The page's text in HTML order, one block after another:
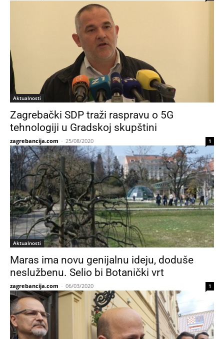
Aktualnosti
Zagrebački SDP traži raspravu o 5G
tehnologiji u Gradskoj skupštini
zagrebancija.com - 25/08/2020 1
Aktualnosti
Maras ima novu genijalnu ideju, doduše
neslužbenu. Selio bi Botanički vrt
zagrebancija.com - 06/03/2020 1